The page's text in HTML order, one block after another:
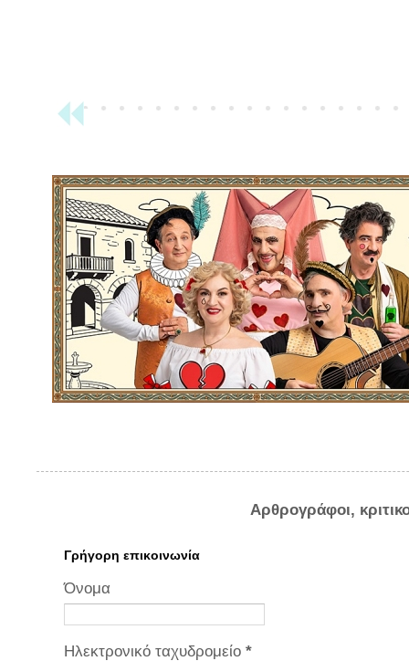
Αρθρογράφοι,
Γρήγορη επικοινωνία
Όνομα
Ηλεκτρονικό ταχυδρομείο *